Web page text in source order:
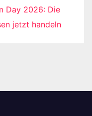
Day 2026: Die
jetzt handeln